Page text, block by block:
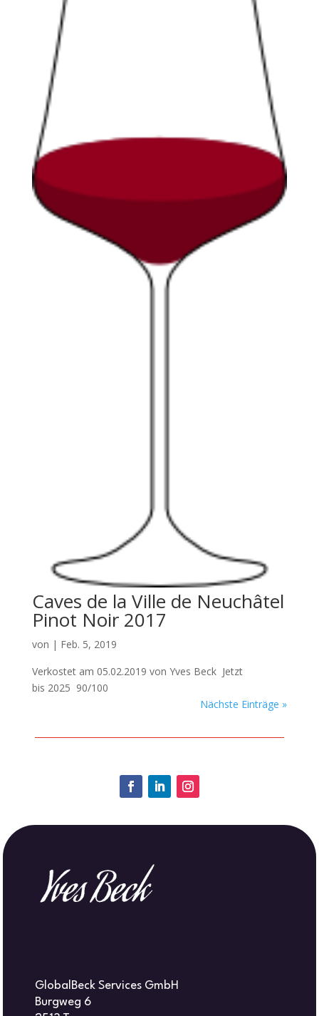
Caves de la Ville de Neuchâtel
Pinot Noir 2017
von | Feb. 5, 2019
Verkostet am 05.02.2019 von Yves Beck Jetzt
bis 2025 90/100
Nächste Einträge »
GlobalBeck Services GmbH
Burgweg 6